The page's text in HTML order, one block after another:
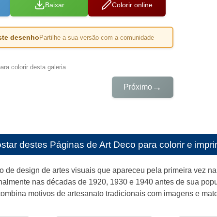
Baixar Colorir online
desenho Partilhe a sua versão com a comunidade
colorir desta galeria
Próximo →
destes Páginas de Art Deco para colorir e
de design de artes visuais que apareceu pela primeira vez
nas décadas de 1920, 1930 e 1940 antes de sua
motivos de artesanato tradicionais com imagens e